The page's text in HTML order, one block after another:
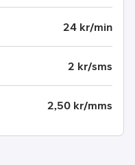
24 kr/min
2 kr/sms
2,50 kr/mms